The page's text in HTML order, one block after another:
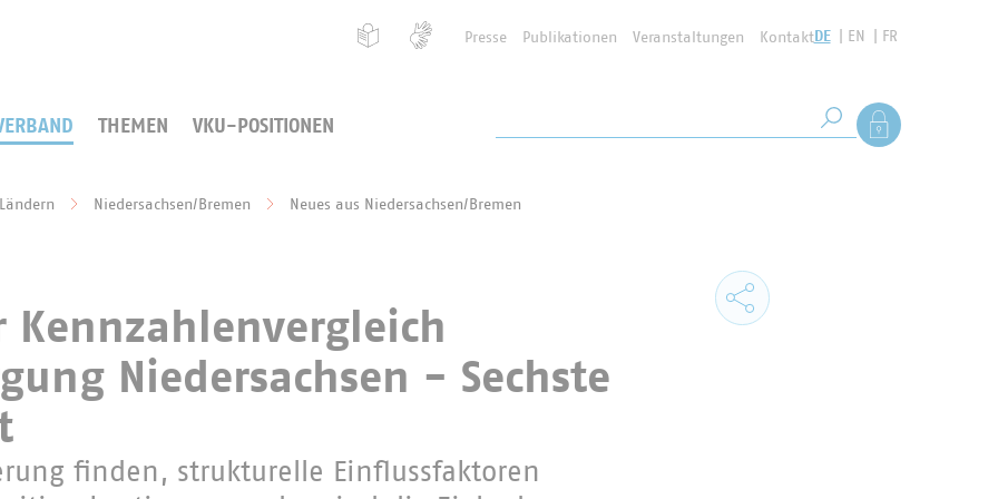
Presse Publikationen Veranstaltungen KontaktDE EN FR
THEMEN VKU-POSITIONEN Suche starten
Als Mitglied
Niedersachsen/Bremen Neues aus Niedersachsen/Bremen
Kennzahlenvergleich
Niedersachsen - Sechste
finden, strukturelle Einflussfaktoren